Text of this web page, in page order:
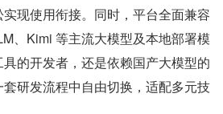
现使用衔接。同时，平台全面兼容
、Kimi 等主流大模型及本地部署模
的开发者，还是依赖国产大模型的
研发流程中自由切换，适配多元技